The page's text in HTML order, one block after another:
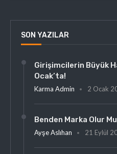
SON YAZILAR
Girişimcilerin Büyük
Ocak’ta!
Karma Admin 2 Ocak
Benden Marka Olur
Ayşe Aslıhan 21 Eylül